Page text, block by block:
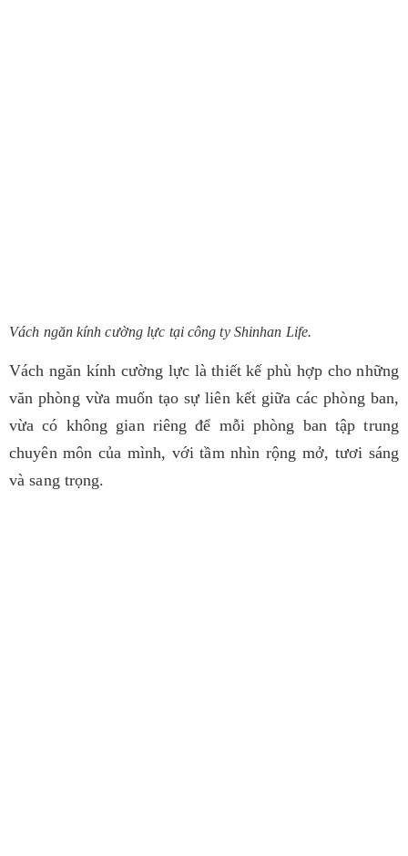
Vách ngăn kính cường lực tại công ty Shinhan Life.
Vách ngăn kính cường lực là thiết kế phù hợp cho những
văn phòng vừa muốn tạo sự liên kết giữa các phòng ban,
vừa có không gian riêng để mỗi phòng ban tập trung
chuyên môn của mình, với tầm nhìn rộng mở, tươi sáng
và sang trọng.